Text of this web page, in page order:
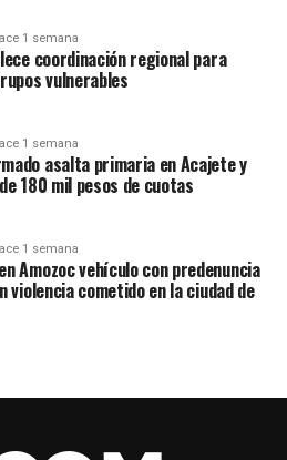
tenemos hacia lo que la
que los incendios en la
recurrente cada año,
natural por el llamado
otros se deben a la quema de
AMOZOC
FUEGO
1 semana
coordinación regional para
vulnerables
1 semana
asalta primaria en Acajete y
180 mil pesos de cuotas
1 semana
Amozoc vehículo con predenuncia
violencia cometido en la ciudad de